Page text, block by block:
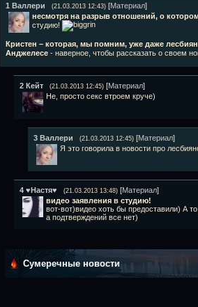
1 Валлери (21.03.2013 12:43) [Материал]
несмотря на разрыв отношений, о
студию!
Кристен – которая, мы помним, уже даже
Анджелесе - наверное, чтобы рассказать о своем
2 Кейт (21.03.2013 12:45) [Материал]
Не, просто секс втроем круче)
3 Валлери (21.03.2013 12:45) [Материал]
Я это говорила в новости про
4 ♥Настя♥ (21.03.2013 13:48) [Материал]
видео заявления в студию!
вот-вот)видео хоть бы предоставили) А
а подтверждений все нет)
Сумеречные новости